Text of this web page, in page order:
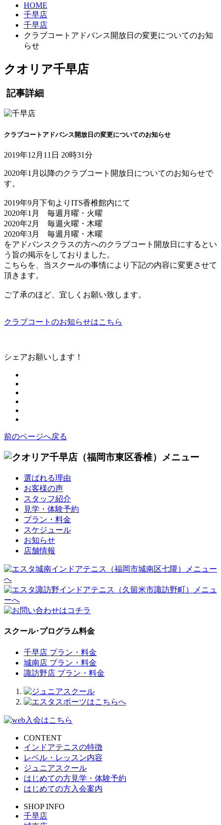
HOME
千早店
千早店
クラブコートアドバンス開放日の変更についてのお知
らせ
クオリア千早店
記事詳細
クラブコートアドバンス開放日の変更についてのお知らせ
2019年12月11日 20時31分
2020年1月以降のクラブコート開放日についてのお知らせで
す。
2019年9月下旬よりITS香椎館内にて
2020年1月 毎週月曜・火曜
2020年2月 毎週火曜・木曜
2020年3月 毎週月曜・木曜
をアドバンスクラスの方へのクラブコート開放日にするとい
う旨の掲示をしておりました。
こちらを、当スクールの事情により下記の内容に変更させて
頂きます。
ご了承のほど、宜しくお願い致します。
クラブコートのお知らせはこちら
シェアお願いします！
前のページへ戻る
選ばれる理由
お客様の声
スタッフ紹介
見学・体験予約
プラン・料金
スケジュール
お知らせ
店舗情報
スクール･プログラム料金
千早店 プラン・料金
城南店 プラン・料金
諏訪野店 プラン・料金
CONTENT
インドアテニスの特徴
レベル・レッスン内容
ジュニアスクール
はじめての方見学・体験予約
はじめての方入会案内
SHOP INFO
千早店